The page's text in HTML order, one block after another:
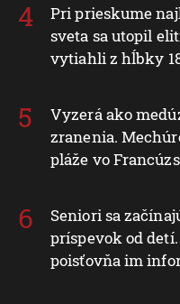
Pri prieskume
sveta sa utopil
vytiahli z hĺbky
Vyzerá ako
zranenia.
pláže vo
Seniori sa
príspevok od
poisťovňa im